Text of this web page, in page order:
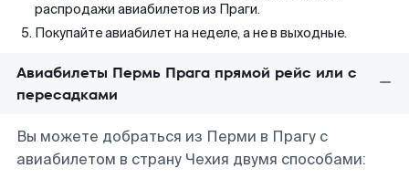
распродажи авиабилетов из Праги.
Покупайте авиабилет на неделе, а не в выходные.
Авиабилеты Пермь Прага прямой рейс или с
пересадками
Вы можете добраться из Перми в Прагу с
авиабилетом в страну Чехия двумя способами: